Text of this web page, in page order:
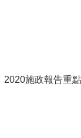
2020施政報告重